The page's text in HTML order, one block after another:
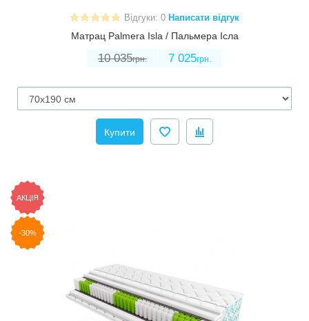
Відгуки: 0 Написати відгук
Матрац Palmera Isla / Пальмера Ісла
10 035грн. 7 025грн.
Купити
АКЦІЯ
-30%